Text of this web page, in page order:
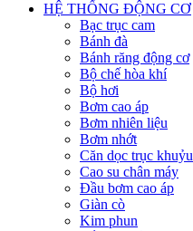
HỆ THỐNG ĐỘNG CƠ
Bạc trục cam
Bánh đà
Bánh răng động cơ
Bộ chế hòa khí
Bộ hơi
Bơm cao áp
Bơm nhiên liệu
Bơm nhớt
Căn dọc trục khuỷu
Cao su chân máy
Đầu bơm cao áp
Giàn cò
Kim phun